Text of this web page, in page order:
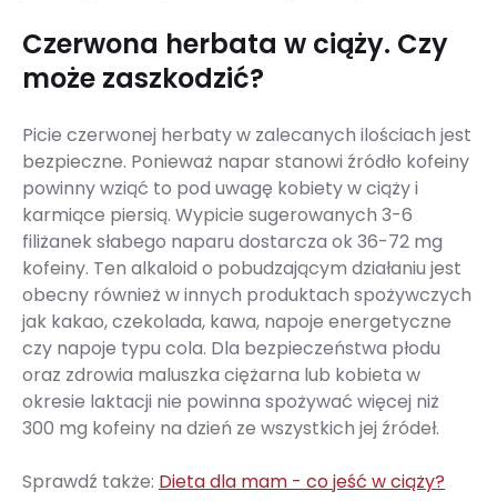
Czerwona herbata w ciąży. Czy
może zaszkodzić?
Picie czerwonej herbaty w zalecanych ilościach jest
bezpieczne. Ponieważ napar stanowi źródło kofeiny
powinny wziąć to pod uwagę kobiety w ciąży i
karmiące piersią. Wypicie sugerowanych 3-6
filiżanek słabego naparu dostarcza ok 36-72 mg
kofeiny. Ten alkaloid o pobudzającym działaniu jest
obecny również w innych produktach spożywczych
jak kakao, czekolada, kawa, napoje energetyczne
czy napoje typu cola. Dla bezpieczeństwa płodu
oraz zdrowia maluszka ciężarna lub kobieta w
okresie laktacji nie powinna spożywać więcej niż
300 mg kofeiny na dzień ze wszystkich jej źródeł.
Sprawdź także: Dieta dla mam - co jeść w ciąży?